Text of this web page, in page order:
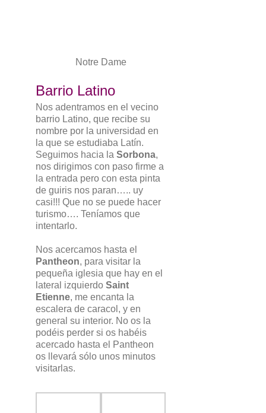
Notre Dame
Barrio Latino
Nos adentramos en el vecino
barrio Latino, que recibe su
nombre por la universidad en
la que se estudiaba Latín.
Seguimos hacia la Sorbona,
nos dirigimos con paso firme a
la entrada pero con esta pinta
de guiris nos paran….. uy
casi!!! Que no se puede hacer
turismo…. Teníamos que
intentarlo.
Nos acercamos hasta el
Pantheon, para visitar la
pequeña iglesia que hay en el
lateral izquierdo Saint
Etienne, me encanta la
escalera de caracol, y en
general su interior. No os la
podéis perder si os habéis
acercado hasta el Pantheon
os llevará sólo unos minutos
visitarlas.